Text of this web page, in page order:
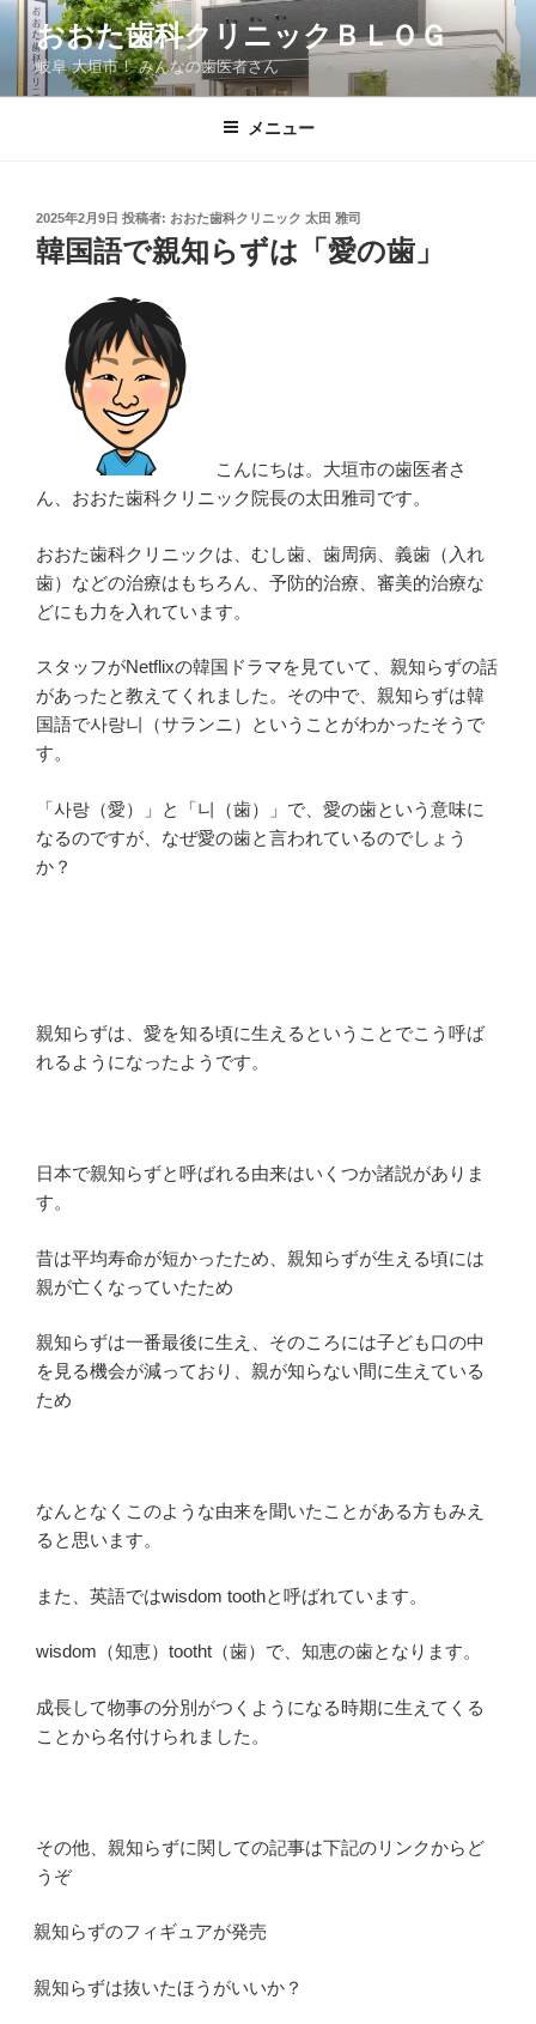
コ
ン
おおた歯科クリニックＢＬＯＧ
岐阜 大垣市！ みんなの歯医者さん
メニュー
投
稿
日:
2025年2月9日 投稿者: おおた歯科クリニック 太田 雅司
韓国語で親知らずは「愛の歯」
こんにちは。大垣市の歯医者さ
ん、おおた歯科クリニック院長の太田雅司です。
おおた歯科クリニックは、むし歯、歯周病、義歯（入れ
歯）などの治療はもちろん、予防的治療、審美的治療な
どにも力を入れています。
スタッフがNetflixの韓国ドラマを見ていて、親知らずの話
があったと教えてくれました。その中で、親知らずは韓
国語で사랑니（サランニ）ということがわかったそうで
す。
「사랑（愛）」と「니（歯）」で、愛の歯という意味に
なるのですが、なぜ愛の歯と言われているのでしょう
か？
親知らずは、愛を知る頃に生えるということでこう呼ば
れるようになったようです。
日本で親知らずと呼ばれる由来はいくつか諸説がありま
す。
昔は平均寿命が短かったため、親知らずが生える頃には
親が亡くなっていたため
親知らずは一番最後に生え、そのころには子ども口の中
を見る機会が減っており、親が知らない間に生えている
ため
なんとなくこのような由来を聞いたことがある方もみえ
ると思います。
また、英語ではwisdom toothと呼ばれています。
wisdom（知恵）tootht（歯）で、知恵の歯となります。
成長して物事の分別がつくようになる時期に生えてくる
ことから名付けられました。
その他、親知らずに関しての記事は下記のリンクからど
うぞ
親知らずのフィギュアが発売
親知らずは抜いたほうがいいか？